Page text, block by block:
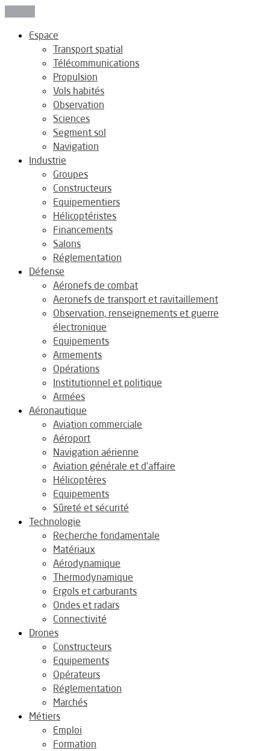
Espace
Transport spatial
Télécommunications
Propulsion
Vols habités
Observation
Sciences
Segment sol
Navigation
Industrie
Groupes
Constructeurs
Equipementiers
Hélicoptéristes
Financements
Salons
Réglementation
Défense
Aéronefs de combat
Aeronefs de transport et ravitaillement
Observation, renseignements et guerre
électronique
Equipements
Armements
Opérations
Institutionnel et politique
Armées
Aéronautique
Aviation commerciale
Aéroport
Navigation aérienne
Aviation générale et d’affaire
Hélicoptères
Equipements
Sûreté et sécurité
Technologie
Recherche fondamentale
Matériaux
Aérodynamique
Thermodynamique
Ergols et carburants
Ondes et radars
Connectivité
Drones
Constructeurs
Equipements
Opérateurs
Réglementation
Marchés
Métiers
Emploi
Formation